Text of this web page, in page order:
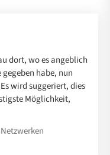
dort, wo es angeblich
habe, nun
wird suggeriert, dies
Möglichkeit,